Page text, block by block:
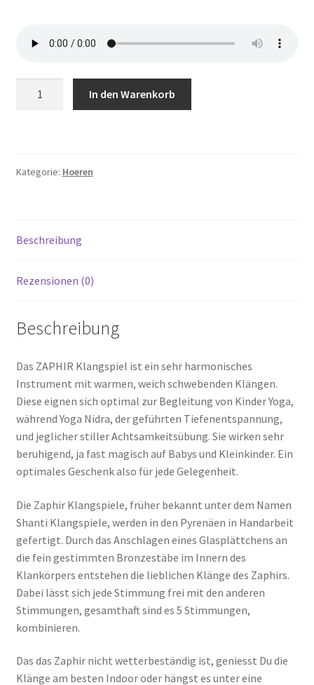
In den Warenkorb
Kategorie: Hoeren
Beschreibung
Rezensionen (0)
Beschreibung
Das ZAPHIR Klangspiel ist ein sehr harmonisches
Instrument mit warmen, weich schwebenden Klängen.
Diese eignen sich optimal zur Begleitung von Kinder Yoga,
während Yoga Nidra, der geführten Tiefenentspannung,
und jeglicher stiller Achtsamkeitsübung. Sie wirken sehr
beruhigend, ja fast magisch auf Babys und Kleinkinder. Ein
optimales Geschenk also für jede Gelegenheit.
Die Zaphir Klangspiele, früher bekannt unter dem Namen
Shanti Klangspiele, werden in den Pyrenäen in Handarbeit
gefertigt. Durch das Anschlagen eines Glasplättchens an
die fein gestimmten Bronzestäbe im Innern des
Klankörpers entstehen die lieblichen Klänge des Zaphirs.
Dabei lässt sich jede Stimmung frei mit den anderen
Stimmungen, gesamthaft sind es 5 Stimmungen,
kombinieren.
Das das Zaphir nicht wetterbeständig ist, geniesst Du die
Klänge am besten Indoor oder hängst es unter eine